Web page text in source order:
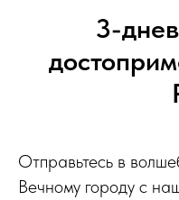
3-
Отправьтесь в
Вечному городу с